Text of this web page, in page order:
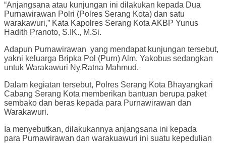
“Anjangsana atau kunjungan ini dilakukan kepada Dua
Purnawirawan Polri (Polres Serang Kota) dan satu
warakawuri,” Kata Kapolres Serang Kota AKBP Yunus
Hadith Pranoto, S.IK., M.Si.
Adapun Purnawirawan yang mendapat kunjungan tersebut,
yakni keluarga Bripka Pol (Purn) Alm. Yakobus sedangkan
untuk Warakawuri Ny.Ratna Mahmud.
Dalam kegiatan tersebut, Polres Serang Kota Bhayangkari
Cabang Serang Kota memberikan bantuan berupa paket
sembako dan beras kepada para Purnawirawan dan
Warakawuri.
Ia menyebutkan, dilakukannya anjangsana ini kepada
para Purnawirawan dan warakuawuri ini suatu kepedulian